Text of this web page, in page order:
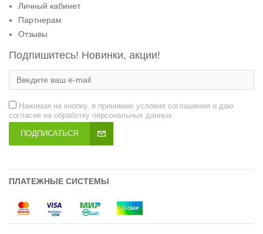
Личный кабинет
Партнерам
Отзывы
Подпишитесь! Новинки, акции!
Нажимая на кнопку, я принимаю условия соглашения и даю
согласие на обработку персональных данных.
ПОДПИСАТЬСЯ
ПЛАТЕЖНЫЕ СИСТЕМЫ